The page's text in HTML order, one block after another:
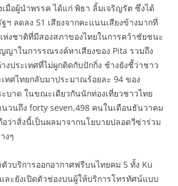
มื่อผู้นำพรรค ได้แก่ พิธา ลิ้มเจริญรัต ซึ่งได้
ฯ ลดลง 51 เสียงจากคะแนนเสียงข้างมากที่
งชาติที่มีสองสภาของไทยในการคว้าชัยชนะ
าในการรณรงค์หาเสียงของ Pita รวมถึง
ประเทศที่ไม่ผูกติดกับปักกิ่ง ช้างยังชี้ว่าชาว
ทศไทยกลับมาประมาณร้อยละ 94 ของ
บาด ในขณะเดียวกันนักท่องเที่ยวชาวไทย
วนถึง forty seven,498 คนในเดือนธันวาคม
อว่าสิ่งนี้เป็นผลมาจากนโยบายปลอดวีซ่าร่วม
งๆ
ตัวบริการออกอากาศฟรีบนไทยคม 5 ทั้ง Ku
ละยังเปิดตัวช่องบนผู้ให้บริการโทรทัศน์แบบ